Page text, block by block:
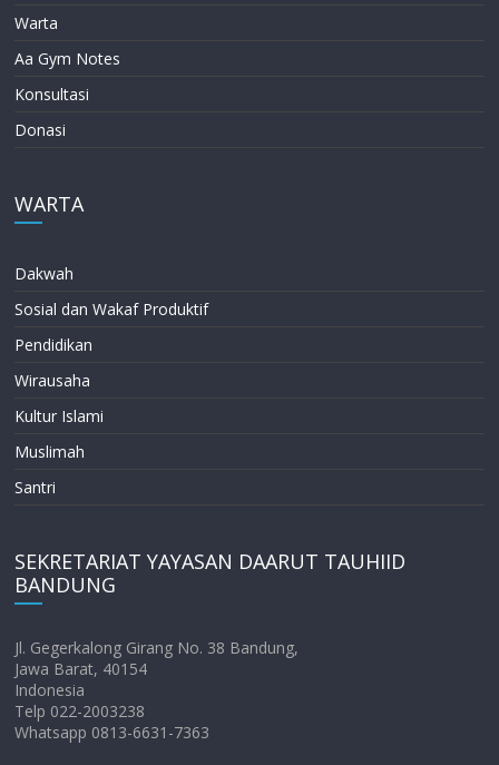
Warta
Aa Gym Notes
Konsultasi
Donasi
WARTA
Dakwah
Sosial dan Wakaf Produktif
Pendidikan
Wirausaha
Kultur Islami
Muslimah
Santri
SEKRETARIAT YAYASAN DAARUT TAUHIID
BANDUNG
Jl. Gegerkalong Girang No. 38 Bandung,
Jawa Barat, 40154
Indonesia
Telp 022-2003238
Whatsapp 0813-6631-7363